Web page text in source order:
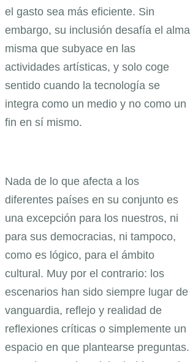
el gasto sea más eficiente. Sin
embargo, su inclusión desafía el alma
misma que subyace en las
actividades artísticas, y solo coge
sentido cuando la tecnología se
integra como un medio y no como un
fin en sí mismo.
Nada de lo que afecta a los
diferentes países en su conjunto es
una excepción para los nuestros, ni
para sus democracias, ni tampoco,
como es lógico, para el ámbito
cultural. Muy por el contrario: los
escenarios han sido siempre lugar de
vanguardia, reflejo y realidad de
reflexiones críticas o simplemente un
espacio en que plantearse preguntas.